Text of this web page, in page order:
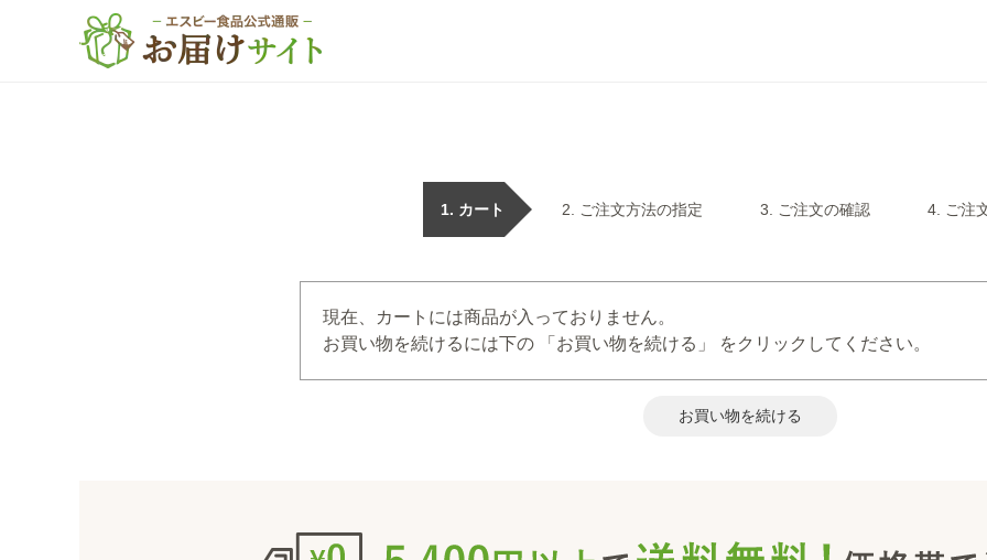
カート ご注文方法の指定 ご注文の確認 ご注
現在、カートには商品が入っておりません。
お買い物を続けるには下の 「お買い物を続ける」 をクリックしてください。